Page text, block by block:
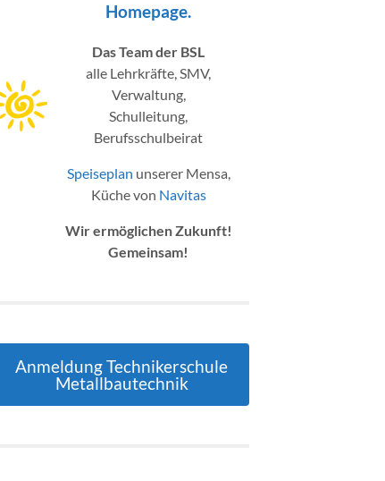
Homepage.
Das Team der BSL
alle Lehrkräfte, SMV,
Verwaltung,
Schulleitung,
Berufsschulbeirat
Speiseplan unserer Mensa,
Küche von Navitas
Wir ermöglichen Zukunft!
Gemeinsam!
Anmeldung Technikerschule
Metallbautechnik